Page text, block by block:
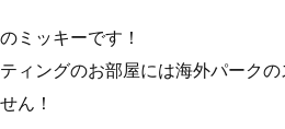
ミッキーです！
ィングのお部屋には海外パーク
ん！